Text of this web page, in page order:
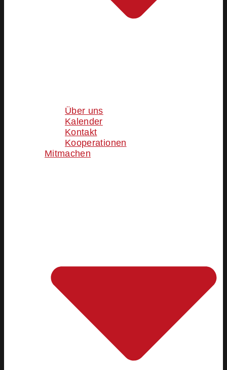
Über uns
Kalender
Kontakt
Kooperationen
Mitmachen